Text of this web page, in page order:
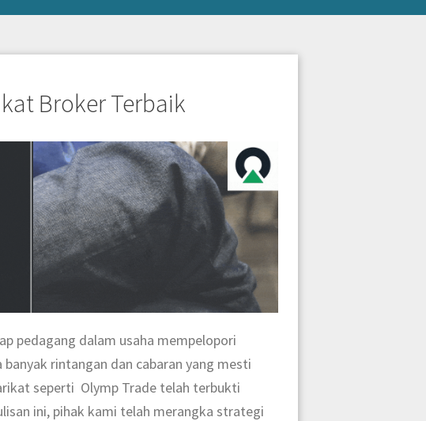
Broker Terbaik
pedagang dalam usaha mempelopori
rintangan dan cabaran yang mesti
seperti Olymp Trade telah terbukti
ini, pihak kami telah merangka strategi